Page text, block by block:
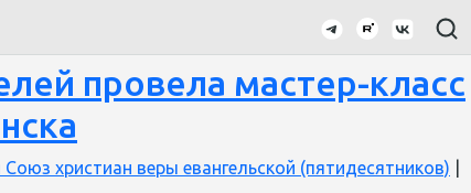
провела мастер-класс
христиан веры евангельской (пятидесятников)